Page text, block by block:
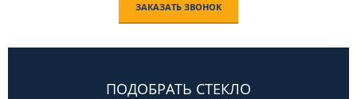
ЗАКАЗАТЬ ЗВОНОК
ПОДОБРАТЬ СТЕКЛО